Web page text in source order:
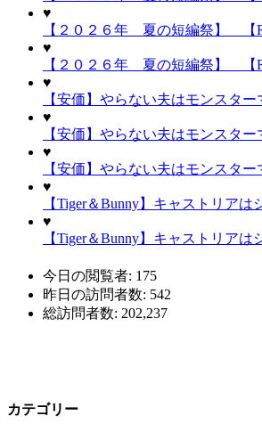
♥
【２０２６年 夏の短編祭】 【
♥
【２０２６年 夏の短編祭】 【
♥
【安価】やらない夫はモンスタ
♥
【安価】やらない夫はモンスタ
♥
【安価】やらない夫はモンスタ
♥
【Tiger＆Bunny】キャストリア
♥
【Tiger＆Bunny】キャストリア
今日の閲覧者: 175
昨日の訪問者数: 542
総訪問者数: 202,237
カテゴリー